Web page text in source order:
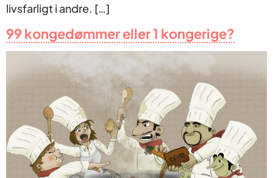
livsfarligt i andre. […]
99 kongedømmer eller 1 kongerige?